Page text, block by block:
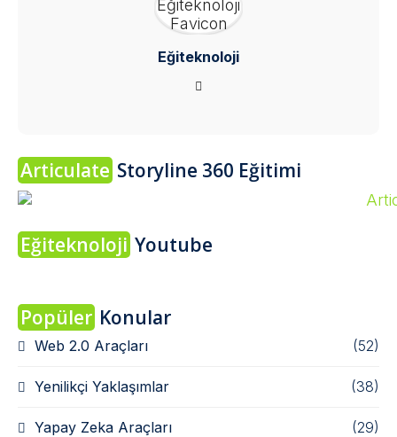
Eğiteknoloji
Articulate Storyline 360 Eğitimi
Eğiteknoloji Youtube
Popüler Konular
Web 2.0 Araçları (52)
Yenilikçi Yaklaşımlar (38)
Yapay Zeka Araçları (29)